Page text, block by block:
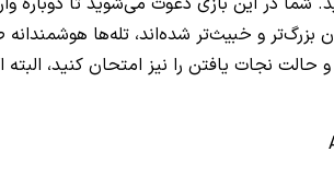
و خبیث‌تر شده‌اند، تله‌ها
حالت نجات یافتن را نیز امتحان کنید،